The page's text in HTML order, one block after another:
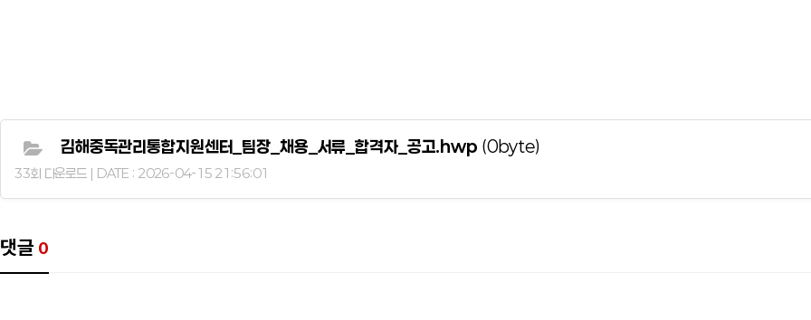
김해중독관리통합지원센터_팀장_채용_서류_합격자_공고.hwp (0byte)
33회 다운로드 | DATE : 2026-04-15 21:56:01
댓글 0